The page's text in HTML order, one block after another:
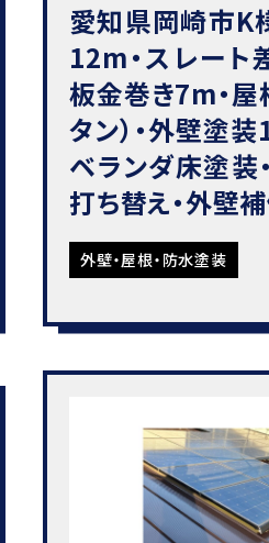
愛知県岡崎市K
12m・スレート
板金巻き7m・
タン）・外壁塗装
ベランダ床塗装
打ち替え・外壁
外壁・屋根・防水塗装